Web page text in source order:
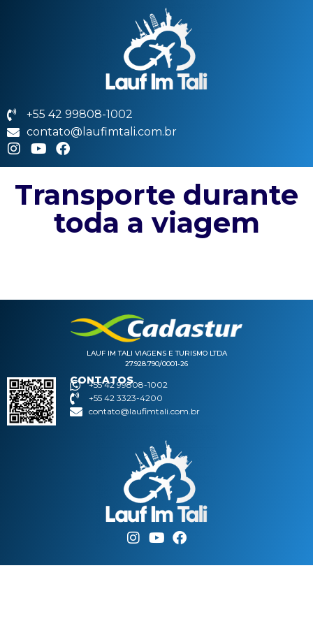
+55 42 99808-1002
contato@laufimtali.com.br
Transporte durante
toda a viagem
LAUF IM TALI VIAGENS E TURISMO LTDA
27.928.790/0001-26
CONTATOS
+55 42 99808-1002
+55 42 3323-4200
contato@laufimtali.com.br